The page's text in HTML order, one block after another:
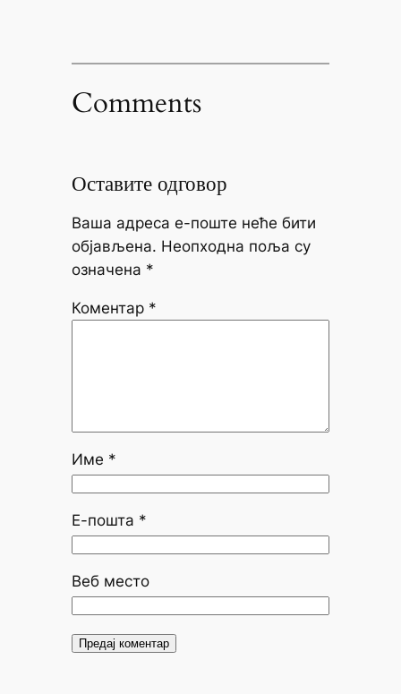
Comments
Оставите одговор
Ваша адреса е-поште неће бити
објављена. Неопходна поља су
означена *
Коментар *
Име *
Е-пошта *
Веб место